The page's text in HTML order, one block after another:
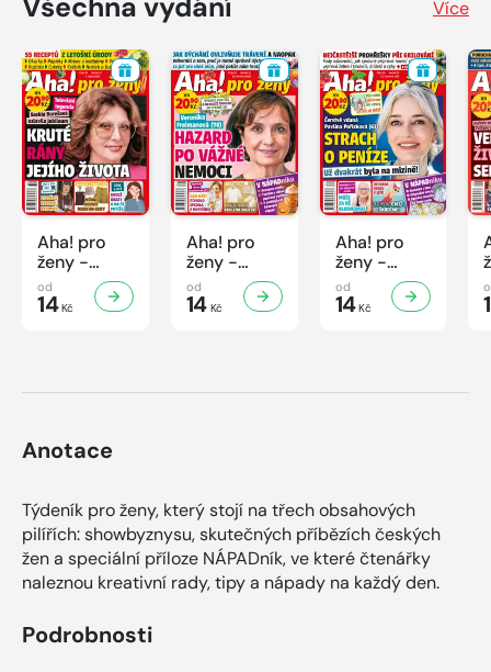
Více
Aha! pro
ženy -
32/2026
od
14Kč
Aha! pro
ženy -
31/2026
od
14Kč
Aha! pro
ženy -
30/2026
od
14Kč
Anotace
Týdeník pro ženy, který stojí na třech obsahových
pilířích: showbyznysu, skutečných příbězích českých
žen a speciální příloze NÁPADník, ve které čtenářky
naleznou kreativní rady, tipy a nápady na každý den.
Podrobnosti